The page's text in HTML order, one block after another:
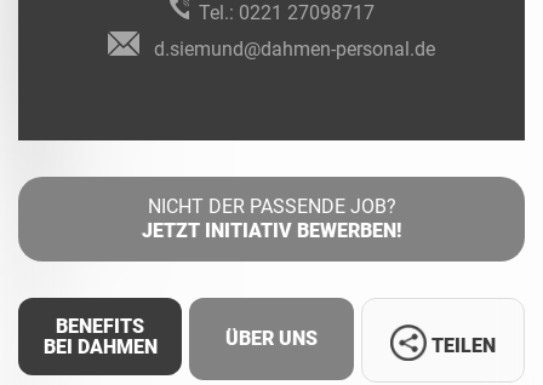
Tel.: 0221 27098717
d.siemund@dahmen-personal.de
NICHT DER PASSENDE JOB?
JETZT INITIATIV BEWERBEN!
BENEFITS
BEI DAHMEN
ÜBER UNS TEILEN